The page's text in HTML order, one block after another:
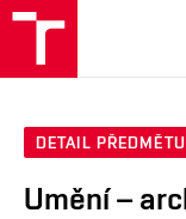
DETAIL PŘEDMĚTU
Umění –